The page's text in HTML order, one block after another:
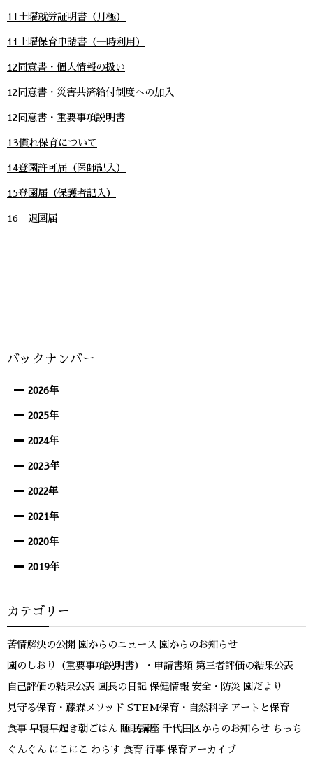
11土曜就労証明書（月極）
11土曜保育申請書（一時利用）
12同意書・個人情報の扱い
12同意書・災害共済給付制度への加入
12同意書・重要事項説明書
13慣れ保育について
14登園許可届（医師記入）
15登園届（保護者記入）
16 退園届
バックナンバー
2026年
2025年
2024年
2023年
2022年
2021年
2020年
2019年
カテゴリー
苦情解決の公開 園からのニュース 園からのお知らせ
園のしおり（重要事項説明書）・申請書類 第三者評価の結果公表
自己評価の結果公表 園長の日記 保健情報 安全・防災 園だより
見守る保育・藤森メソッド STEM保育・自然科学 アートと保育
食事 早寝早起き朝ごはん 睡眠講座 千代田区からのお知らせ ちっち
ぐんぐん にこにこ わらす 食育 行事 保育アーカイブ